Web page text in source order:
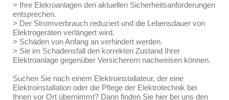
> Ihre Elekroanlagen den aktuellen Sicherheitsanforderungen
entsprechen.
> Der Stromverbrauch reduziert und die Lebensdauer von
Elektrogeräten verlängert wird.
> Schäden von Anfang an verhindert werden.
> Sie im Schadensfall den korrekten Zustand Ihrer
Elektroanlage gegenüber Versicherern nachweisen können.
Suchen Sie nach einem Elektroinstallateur, der eine
Elektroinstallation oder die Pflege der Elektrotechnik bei
Ihnen vor Ort übernimmt? Dann finden Sie hier bei uns den